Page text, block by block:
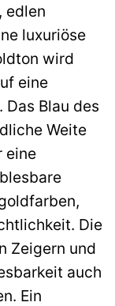
edlen
luxuriöse
wird
eine
Blau des
Weite
eine
Die
Zeigern und
auch
Ein